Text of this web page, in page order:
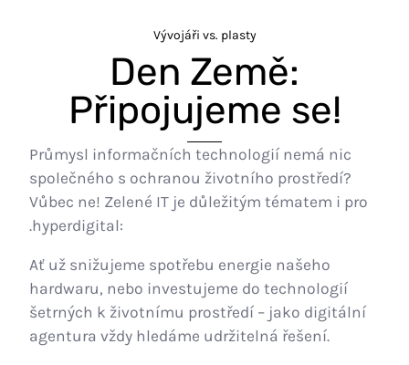
Vývojáři vs. plasty
Den Země:
Připojujeme se!
Průmysl informačních technologií nemá nic
společného s ochranou životního prostředí?
Vůbec ne! Zelené IT je důležitým tématem i pro
.hyperdigital:
Ať už snižujeme spotřebu energie našeho
hardwaru, nebo investujeme do technologií
šetrných k životnímu prostředí – jako digitální
agentura vždy hledáme udržitelná řešení.